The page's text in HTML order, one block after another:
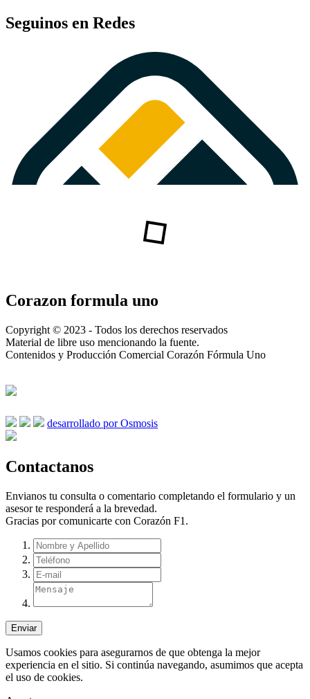
Seguinos en Redes
Corazon formula uno
Copyright © 2023 - Todos los derechos reservados
Material de libre uso mencionando la fuente.
Contenidos y Producción Comercial Corazón Fórmula Uno
desarrollado por Osmosis
Contactanos
Envianos tu consulta o comentario completando el formulario y un
asesor te responderá a la brevedad.
Gracias por comunicarte con Corazón F1.
Enviar
Usamos cookies para asegurarnos de que obtenga la mejor
experiencia en el sitio. Si continúa navegando, asumimos que acepta
el uso de cookies.